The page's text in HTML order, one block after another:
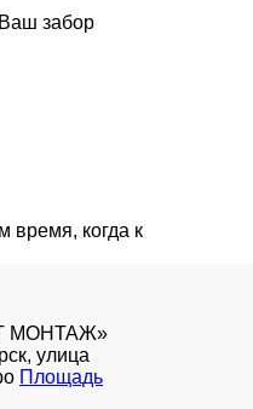
Ваш забор
время, когда к
МОНТАЖ»
улица
Площадь